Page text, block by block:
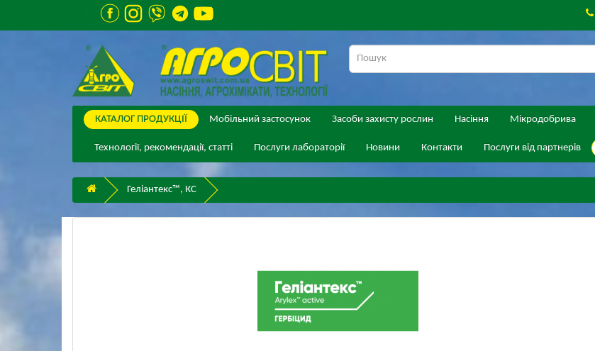
КАТАЛОГ ПPОДУКЦІЇ Мобільний застосунок Засоби захисту рослин Насіння Мікродобрива
Технології, рекомендації, статті Послуги лабораторії Новини Контакти Послуги від партнерів
Геліантекс™, КС